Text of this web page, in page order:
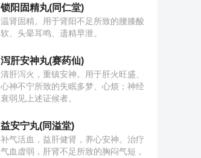
锁阳固精丸(同仁堂)
温肾固精。用于肾阳不足所致的腰膝酸
软、头晕耳鸣、遗精早泄。
泻肝安神丸(赛药仙)
清肝泻火，重镇安神。用于肝火旺盛、
心神不宁所致的失眠多梦、心烦；神经
衰弱见上述证候者。
益安宁丸(同溢堂)
补气活血，益肝健肾，养心安神。治疗
气血虚弱，肝肾不足所致的胸闷气短，